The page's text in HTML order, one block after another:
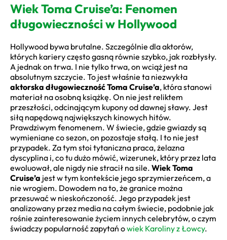
Wiek Toma Cruise’a: Fenomen
długowieczności w Hollywood
Hollywood bywa brutalne. Szczególnie dla aktorów,
których kariery często gasną równie szybko, jak rozbłysły.
A jednak on trwa. I nie tylko trwa, on wciąż jest na
absolutnym szczycie. To jest właśnie ta niezwykła
aktorska długowieczność Toma Cruise’a, która stanowi
materiał na osobną książkę. On nie jest reliktem
przeszłości, odcinającym kupony od dawnej sławy. Jest
siłą napędową największych kinowych hitów.
Prawdziwym fenomenem. W świecie, gdzie gwiazdy są
wymieniane co sezon, on pozostaje stałą. I to nie jest
przypadek. Za tym stoi tytaniczna praca, żelazna
dyscyplina i, co tu dużo mówić, wizerunek, który przez lata
ewoluował, ale nigdy nie stracił na sile. Wiek Toma
Cruise’a jest w tym kontekście jego sprzymierzeńcem, a
nie wrogiem. Dowodem na to, że granice można
przesuwać w nieskończoność. Jego przypadek jest
analizowany przez media na całym świecie, podobnie jak
rośnie zainteresowanie życiem innych celebrytów, o czym
świadczy popularność zapytań owiek Karoliny z Łowcy.